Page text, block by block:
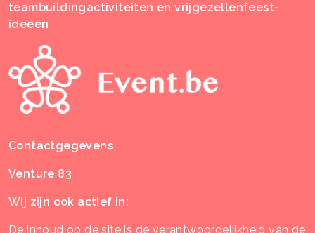
teambuildingactiviteiten en vrijgezellenfeest-
ideeën
Contactgegevens
Venture 83
Wij zijn ook actief in:
De inhoud op de site is de verantwoordelijkheid van de